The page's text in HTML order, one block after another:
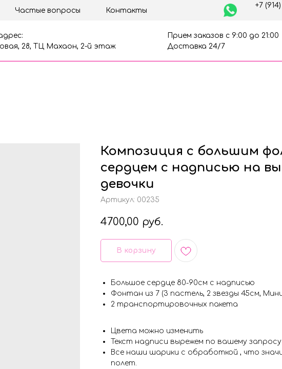
+7
Частые вопросы Контакты
Прием заказов с 9:00 до 21:00
Доставка 24/7
28, ТЦ Махаон, 2-й этаж
Композиция с большим
сердцем с надписью на
девочки
Артикул: 00235
4700,00 руб.
В корзину
Большое сердце 80-90см с надписью
Фонтан из 7 (3 пастель, 2 звезды 45см,
2 транспортировочных пакета
Цвета можно изменить
Текст надписи вырежем по вашему запросу
Все наши шарики с обработкой , что
полет.